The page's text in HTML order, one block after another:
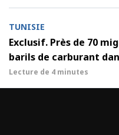
TUNISIE
Exclusif. Près de 70
barils de carburant
Lecture de 4 minutes